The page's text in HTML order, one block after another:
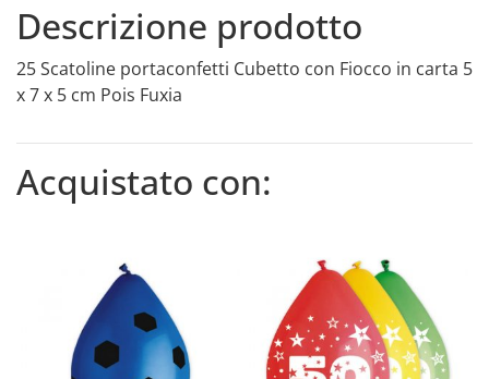
cm
Pois
Fuxia
quantity
Descrizione prodotto
25 Scatoline portaconfetti Cubetto con Fiocco in carta 5
x 7 x 5 cm Pois Fuxia
Acquistato con: